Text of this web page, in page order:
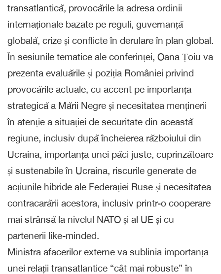
transatlantică, provocările la adresa ordinii
internaționale bazate pe reguli, guvernanță
globală, crize și conflicte în derulare în plan global.
În sesiunile tematice ale conferinței, Oana Țoiu va
prezenta evaluările și poziția României privind
provocările actuale, cu accent pe importanța
strategică a Mării Negre și necesitatea menținerii
în atenție a situației de securitate din această
regiune, inclusiv după încheierea războiului din
Ucraina, importanța unei păci juste, cuprinzătoare
și sustenabile în Ucraina, riscurile generate de
acțiunile hibride ale Federației Ruse și necesitatea
contracarării acestora, inclusiv printr-o cooperare
mai strânsă la nivelul NATO și al UE și cu
partenerii like-minded.
Ministra afacerilor externe va sublinia importanța
unei relații transatlantice “cât mai robuste” în